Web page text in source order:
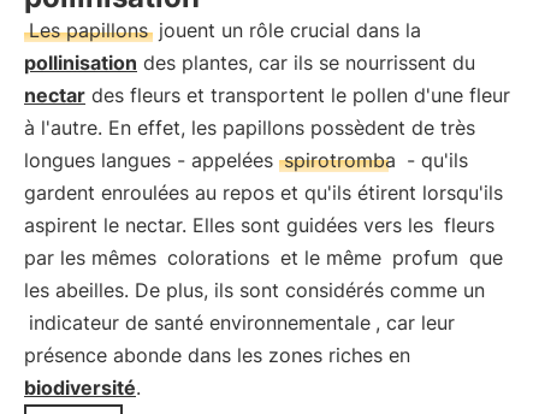
Les papillons jouent un rôle crucial dans la
pollinisation des plantes, car ils se nourrissent du
nectar des fleurs et transportent le pollen d'une fleur
à l'autre. En effet, les papillons possèdent de très
longues langues - appelées spirotromba - qu'ils
gardent enroulées au repos et qu'ils étirent lorsqu'ils
aspirent le nectar. Elles sont guidées vers les fleurs
par les mêmes colorations et le même profum que
les abeilles. De plus, ils sont considérés comme un
indicateur de santé environnementale , car leur
présence abonde dans les zones riches en
biodiversité.